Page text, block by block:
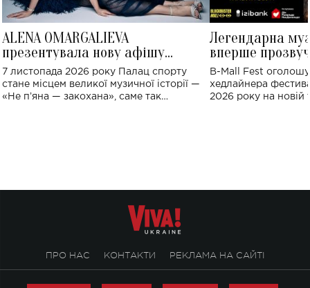
ALENA OMARGALIEVA
презентувала нову афішу
великого концерту в Палаці
спорту
7 листопада 2026 року Палац спорту
стане місцем великої музичної історії —
«Не пʼяна — закохана», саме так
Легендарна
вперше
Україні: де
B-Mall Fest
хедлайнера
2026 року на новій
ПРО НАС КОНТАКТИ РЕКЛАМА НА САЙТІ